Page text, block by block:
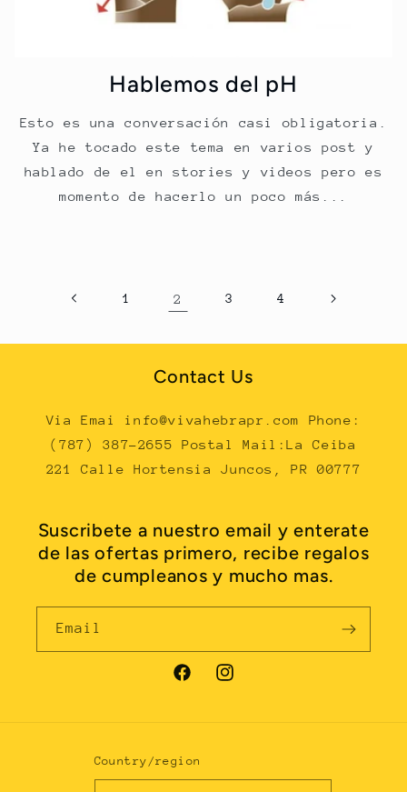
Hablemos del pH
Esto es una conversación casi obligatoria.
Ya he tocado este tema en varios post y
hablado de el en stories y videos pero es
momento de hacerlo un poco más...
1 2 3 4
Contact Us
Via Emai info@vivahebrapr.com Phone:
(787) 387-2655 Postal Mail:La Ceiba
221 Calle Hortensia Juncos, PR 00777
Suscribete a nuestro email y enterate
de las ofertas primero, recibe regalos
de cumpleanos y mucho mas.
Email
FacebookInstagram
Country/region